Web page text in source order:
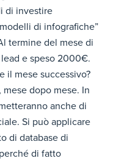
di investire
di infografiche”
termine del mese di
e speso 2000€.
il mese successivo?
dopo mese. In
anche di
Si può applicare
di database di
di fatto